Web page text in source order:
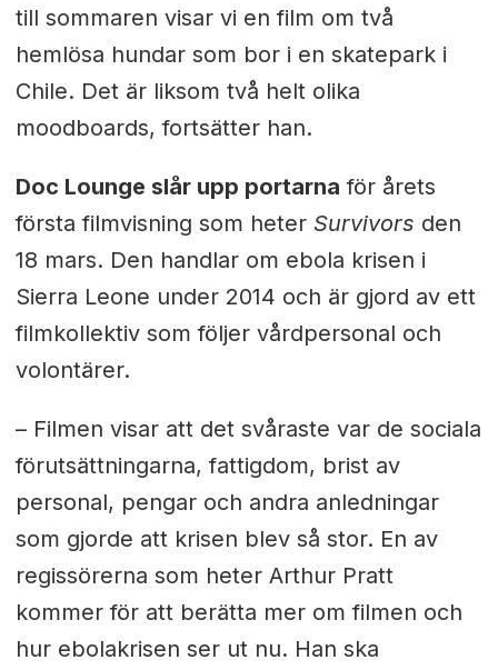
till sommaren visar vi en film om två
hemlösa hundar som bor i en skatepark i
Chile. Det är liksom två helt olika
moodboards, fortsätter han.
Doc Lounge slår upp portarna för årets
första filmvisning som heter Survivors den
18 mars. Den handlar om ebola krisen i
Sierra Leone under 2014 och är gjord av ett
filmkollektiv som följer vårdpersonal och
volontärer.
– Filmen visar att det svåraste var de sociala
förutsättningarna, fattigdom, brist av
personal, pengar och andra anledningar
som gjorde att krisen blev så stor. En av
regissörerna som heter Arthur Pratt
kommer för att berätta mer om filmen och
hur ebolakrisen ser ut nu. Han ska